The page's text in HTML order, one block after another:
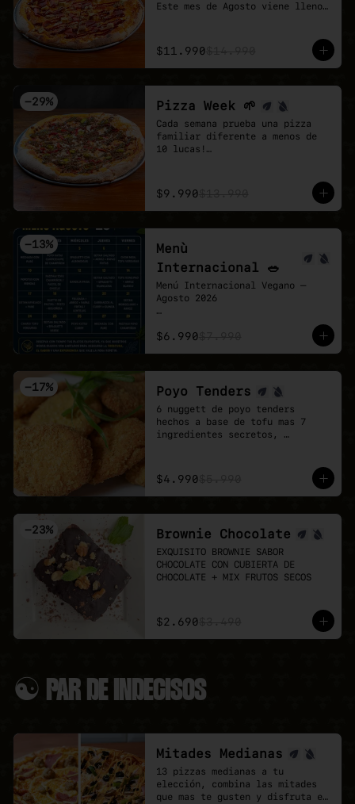
Este mes de Agosto viene lleno
- Poyo tender, carne mex,
salchicha, pepperoni y un toque
de salsa barbecue sobre base de
$11.990
-29% Pizza Week 🌱
Cada semana prueba una pizza
familiar diferente a menos de
10 lucas!
- Carne vegetal sazonada estilo
mexicano, pimentón tatemado,
jalapeño encurtido y un shot de
$9.990
-13%
Menù
Internacional 🥗
Menú Internacional Vegano —
Agosto 2026
diferente inspirado en sabores
Veganmobile 💚
Todos nuestros almuerzos
incluyen ensalada mixta fresca,
pan horneado y nuestro clásico
pebre casero.
menú del día:
MAR 04: Poyo Katsu curry
MIÉ 05: Albondigas + Spaguetti
JUE 06: Seitan Saltado + arroz
+ papas fritas
VIE 07: Chowmein Tofu verduras
$6.990
-17% Poyo Tenders
6 nuggett de poyo tenders
hechos a base de tofu mas 7
ingredientes secretos,
extra.
$4.990
-23% Brownie Chocolate
EXQUISITO BROWNIE SABOR
CHOCOLATE CON CUBIERTA DE
CHOCOLATE + MIX FRUTOS SECOS
$2.690
☯ PAR DE INDECISOS
Mitades Medianas
13 pizzas medianas a tu
elección, combina las mitades
que mas te gusten y disfruta el